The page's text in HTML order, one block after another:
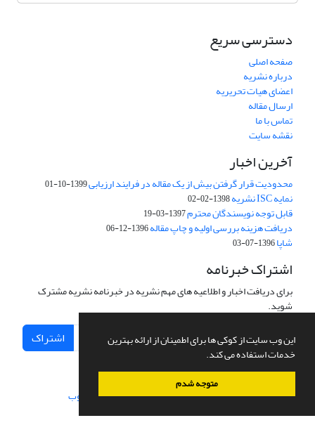
این وب سایت از کوکی ها برای اطمینان از ارائه بهترین
خدمات استفاده می کند.
متوجه شدم
دسترسی سریع
صفحه اصلی
درباره نشریه
اعضای هیات تحریریه
ارسال مقاله
تماس با ما
نقشه سایت
آخرین اخبار
محدودیت قرار گرفتن بیش از یک مقاله در فرایند ارزیابی1399-10-01
نمایه ISC نشریه 1398-02-02
قابل توجه نویسندگان محترم1397-03-19
دریافت هزینه بررسی اولیه و چاپ مقاله1396-12-06
شاپا1396-07-03
اشتراک خبرنامه
برای دریافت اخبار و اطلاعیه های مهم نشریه در خبرنامه نشریه مشترک
شوید.
اشتراک
سامانه مدیریت نشریات علمی.طراحی و پیاده سازی از سیناوب